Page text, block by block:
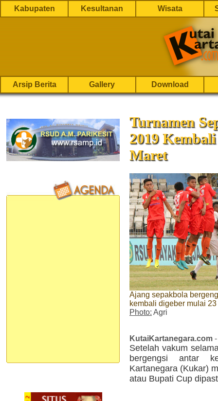
Kabupaten Kesultanan Wisata
Arsip Berita Gallery Download
Turnamen
2019
Maret
Ajang sepakbola
kembali digeber mulai 23
Photo: Agri
KutaiKartanegara.com
Setelah vakum
bergengsi antar
Kartanegara (Kukar)
atau Bupati Cup